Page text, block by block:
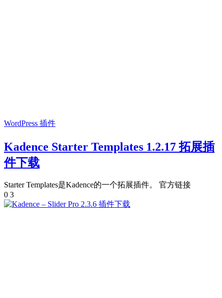
WordPress 插件
Kadence Starter Templates 1.2.17 拓展插
件下载
Starter Templates是Kadence的一个拓展插件。 官方链接
0 3